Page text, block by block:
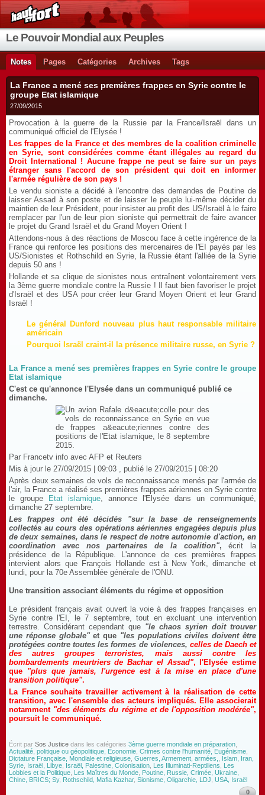
Le Pouvoir Mondial aux Peuples
Notes Pages Catégories Archives Tags
La France a mené ses premières frappes en Syrie contre le
groupe Etat islamique
27/09/2015
Provocation à la guerre de la Russie par la France/Israël dans un
communiqué officiel de l'Elysée !
Les frappes de la France et des membres de la coalition criminelle
en Syrie, sont considérées comme étant illégales au regard du
Droit International ! Aucune frappe ne peut se faire sur un pays
étranger sans l'accord de son président qui doit en informer
l'armée régulière de son pays !
Le vendu sioniste a décidé à l'encontre des demandes de Poutine de
laisser Assad à son poste et de laisser le peuple lui-même décider du
maintien de leur Président, pour insister au profit des US/Israël à le faire
remplacer par l'un de leur pion sioniste qui permettrait de faire avancer
le projet du Grand Israël et du Grand Moyen Orient !
Attendons-nous à des réactions de Moscou face à cette ingérence de la
France qui renforce les positions des mercenaires de l'EI payés par les
US/Sionistes et Rothschild en Syrie, la Russie étant l'alliée de la Syrie
depuis 50 ans !
Hollande et sa clique de sionistes nous entraînent volontairement vers
la 3ème guerre mondiale contre la Russie ! Il faut bien favoriser le projet
d'Israël et des USA pour créer leur Grand Moyen Orient et leur Grand
Israël !
Le général Dunford nouveau plus haut responsable militaire
américain
Pourquoi Israël craint-il la présence militaire russe, en Syrie ?
La France a mené ses premières frappes en Syrie contre le groupe
Etat islamique
C'est ce qu'annonce l'Elysée dans un communiqué publié ce
dimanche.
Par Francetv info avec AFP et Reuters
Mis à jour le 27/09/2015 | 09:03 , publié le 27/09/2015 | 08:20
Après deux semaines de vols de reconnaissance menés par l'armée de
l'air, la France a réalisé ses premières frappes aériennes en Syrie contre
le groupe
Etat islamique, annonce l'Elysée dans un communiqué,
dimanche 27 septembre.
Les frappes ont été décidés "sur la base de renseignements
collectés au cours des opérations aériennes engagées depuis plus
de deux semaines, dans le respect de notre autonomie d'action, en
coordination avec nos partenaires de la coalition", écrit la
présidence de la République. L'annonce de ces premières frappes
intervient alors que François Hollande est à New York, dimanche et
lundi, pour la 70e Assemblée générale de l'ONU.
Une transition associant éléments du régime et opposition
Le président français avait ouvert la voie à des frappes françaises en
Syrie contre l'EI, le 7 septembre, tout en excluant une intervention
terrestre. Considérant cependant que "le chaos syrien doit trouver
une réponse globale"et que "les populations civiles doivent être
protégées contre toutes les formes de violences, celles de Daech et
des autres groupes terroristes, mais aussi contre les
bombardements meurtriers de Bachar el Assad", l'Elysée estime
que "plus que jamais, l'urgence est à la mise en place d'une
transition politique".
La France souhaite travailler activement à la réalisation de cette
transition, avec l'ensemble des acteurs impliqués. Elle associerait
notamment"des éléments du régime et de l'opposition modérée",
poursuit le communiqué.
Écrit par Sos Justice dans les catégories 3ème guerre mondiale en préparation
Actualité, politique ou géopolitique, Economie Crimes contre l'humanité, Eugénisme
Dictature Française, Mondiale et religieuse Guerres, Armement, armées,
Islam, Iran,
Syrie
Israël, Libye Israël, Palestine, Colonisation Les Illuminati-Reptiliens
Les
Lobbies et la Politique
Les Maîtres du Monde
Poutine, Russie, Crimée, Ukraine,
Chine, BRICS; Sy, Rothschild, Mafia Kazhar, Sionisme, Oligarchie, LDJ USA, Israël
0